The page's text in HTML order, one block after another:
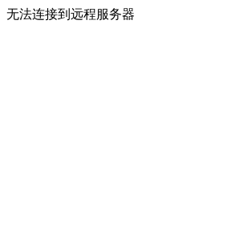
无法连接到远程服务器